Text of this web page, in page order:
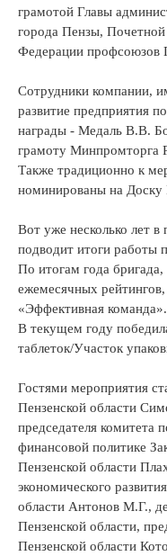
грамотой Главы
города Пензы,
Федерации профсоюзов
Сотрудники компании,
развитие предприятия
награды - Медаль В.В.
грамоту Минпромторга
Также традиционно к
номинированы на Доску
Вот уже несколько лет
подводит итоги работы
По итогам года
ежемесячных
«Эффективная команда».
В текущем году
таблеток/Участок
Гостями мероприятия
Пензенской области
председателя комитета
финансовой политике
Пензенской области
экономического
области Антонов М.Г.,
Пензенской области,
Пензенской области